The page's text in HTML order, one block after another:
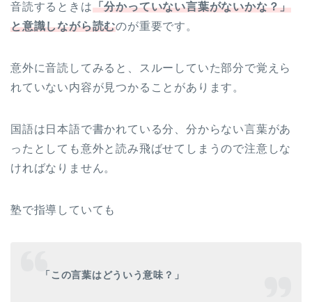
音読するときは「分かっていない言葉がないかな？」
と意識しながら読むのが重要です。
意外に音読してみると、スルーしていた部分で覚えら
れていない内容が見つかることがあります。
国語は日本語で書かれている分、分からない言葉があ
ったとしても意外と読み飛ばせてしまうので注意しな
ければなりません。
塾で指導していても
「この言葉はどういう意味？」